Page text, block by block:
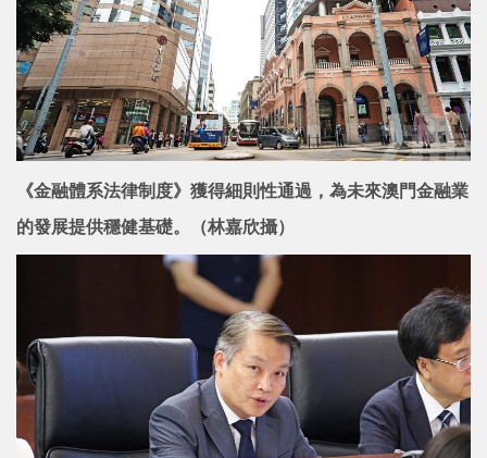
《金融體系法律制度》獲得細則性通過，為未來澳門金融業
的發展提供穩健基礎。（林嘉欣攝）